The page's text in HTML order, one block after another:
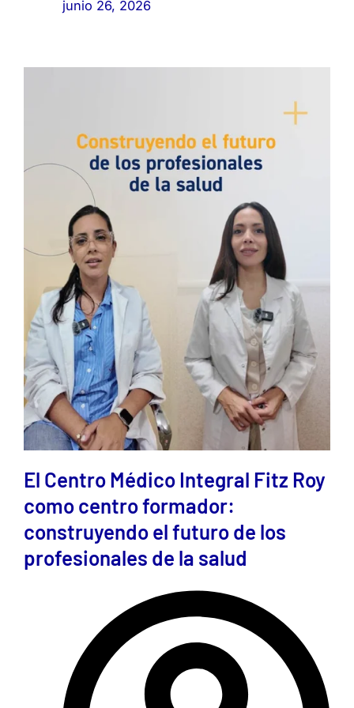
junio 26, 2026
El Centro Médico Integral Fitz Roy
como centro formador:
construyendo el futuro de los
profesionales de la salud